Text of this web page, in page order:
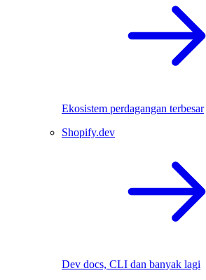
Ekosistem perdagangan terbesar
Shopify.dev
Dev docs, CLI dan banyak lagi